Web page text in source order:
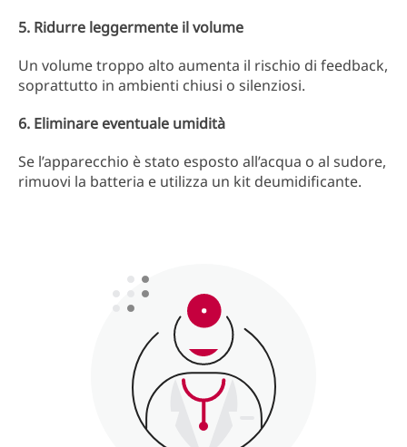
5. Ridurre leggermente il volume
Un volume troppo alto aumenta il rischio di feedback,
soprattutto in ambienti chiusi o silenziosi.
6. Eliminare eventuale umidità
Se l’apparecchio è stato esposto all’acqua o al sudore,
rimuovi la batteria e utilizza un kit deumidificante.